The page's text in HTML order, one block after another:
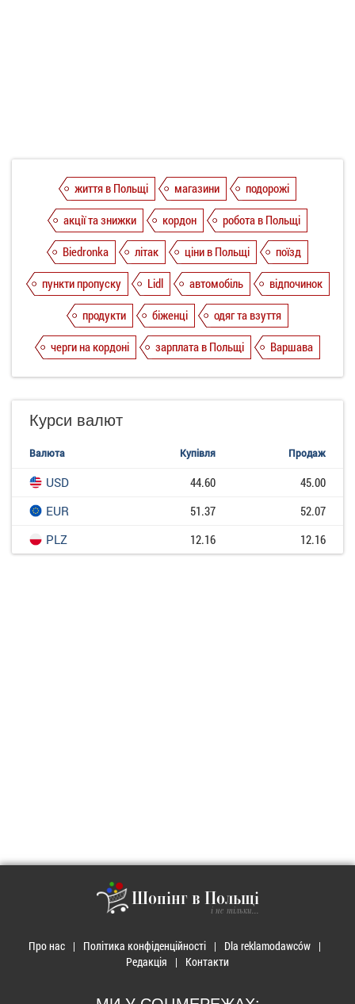
життя в Польщі магазини
подорожі
акції та знижки
кордон
робота в Польщі
Biedronka
літак ціни в Польщі
поїзд
пункти пропуску
Lidl автомобіль
відпочинок
продукти
біженці
одяг та взуття
черги на кордоні
зарплата в Польщі Варшава
Курси валют
Валюта Купівля Продаж
USD 44.60
45.00
EUR
51.37
52.07
PLZ
12.16 12.16
Шопінг в Польщі
і не тільки...
Про нас Політика конфіденційності
Dla reklamodawców
Редакція
Контакти